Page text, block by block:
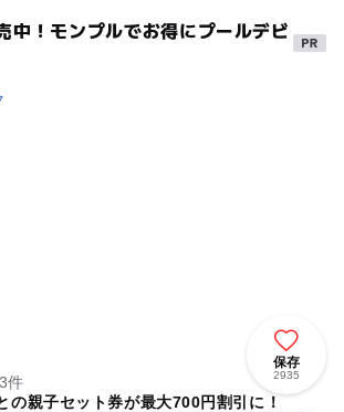
中！モンプルでお得にプールデビ
保存
2935
件
の親子セット券が最大700円割引に！